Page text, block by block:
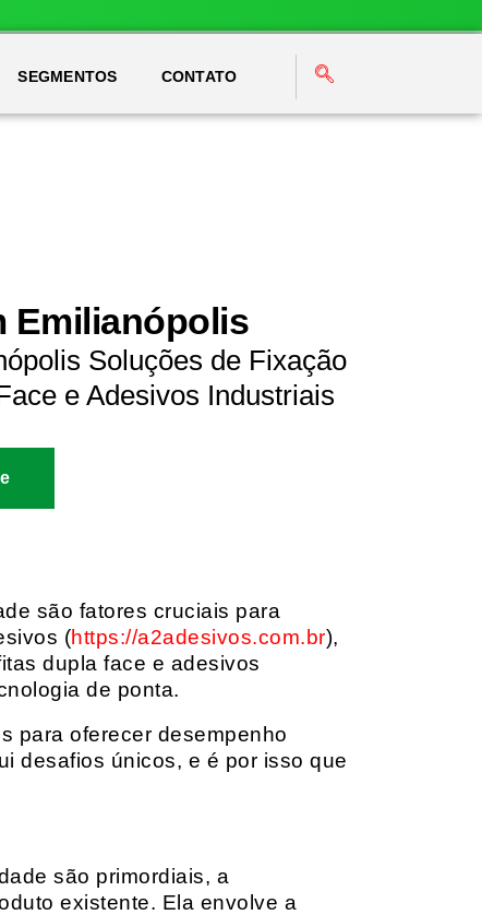
SEGMENTOS CONTATO
Emilianópolis
Soluções de Fixação
e Adesivos Industriais
são fatores cruciais para
(https://a2adesivos.com.br),
dupla face e adesivos
de ponta.
para oferecer desempenho
desafios únicos, e é por isso que
são primordiais, a
existente. Ela envolve a